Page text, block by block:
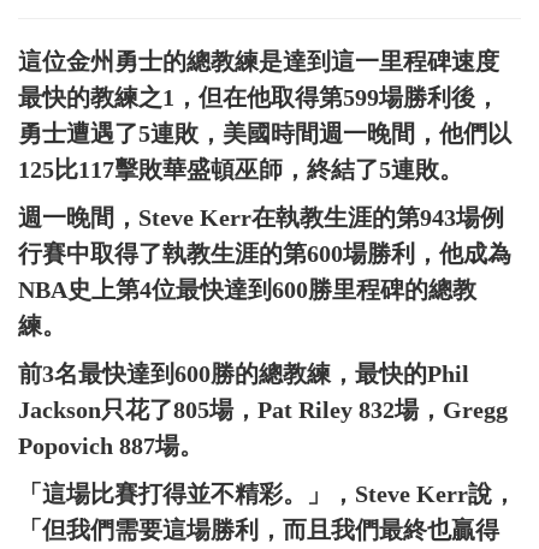
這位金州勇士的總教練是達到這一里程碑速度
最快的教練之1，但在他取得第599場勝利後，
勇士遭遇了5連敗，美國時間週一晚間，他們以
125比117擊敗華盛頓巫師，終結了5連敗。
週一晚間，Steve Kerr在執教生涯的第943場例
行賽中取得了執教生涯的第600場勝利，他成為
NBA史上第4位最快達到600勝里程碑的總教
練。
前3名最快達到600勝的總教練，最快的Phil
Jackson只花了805場，Pat Riley 832場，Gregg
Popovich 887場。
「這場比賽打得並不精彩。」，Steve Kerr說，
「但我們需要這場勝利，而且我們最終也贏得